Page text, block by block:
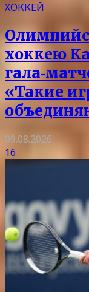
ХОККЕЙ
хоккею
«Такие
09.08.2026
16